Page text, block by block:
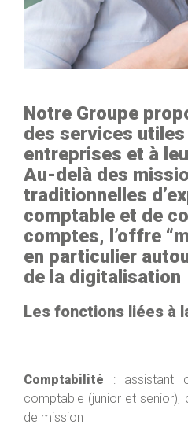
Notre Groupe
des services
entreprises et à
Au-delà des
traditionnelles
comptable et de
comptes, l’offre
en particulier
de la digitalisation
Les fonctions liées à
Comptabilité : assistant
comptable (junior et senior),
de mission